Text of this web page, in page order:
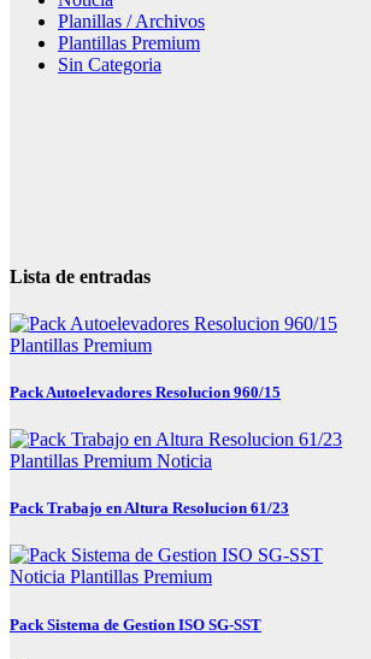
Planillas / Archivos
Plantillas Premium
Sin Categoria
Lista de entradas
Plantillas Premium
Pack Autoelevadores Resolucion 960/15
Plantillas Premium Noticia
Pack Trabajo en Altura Resolucion 61/23
Noticia Plantillas Premium
Pack Sistema de Gestion ISO SG-SST